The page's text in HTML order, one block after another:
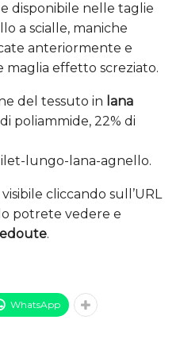
disponibile nelle taglie
a scialle, maniche
anteriormente e
effetto screziato.
del tessuto in lana
poliammide, 22% di
lungo-lana-agnello.
cliccando sull’URL
potrete vedere e
.
WhatsApp